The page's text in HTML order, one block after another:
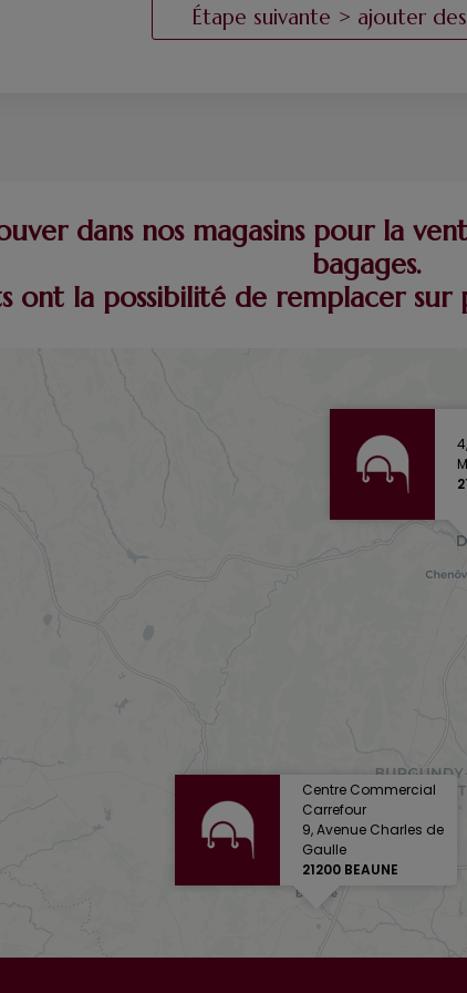
dans nos magasins pour la
bagages.
ont la possibilité de remplacer
Centre Commercial
Carrefour
9, Avenue Charles de
Gaulle
21200 BEAUNE